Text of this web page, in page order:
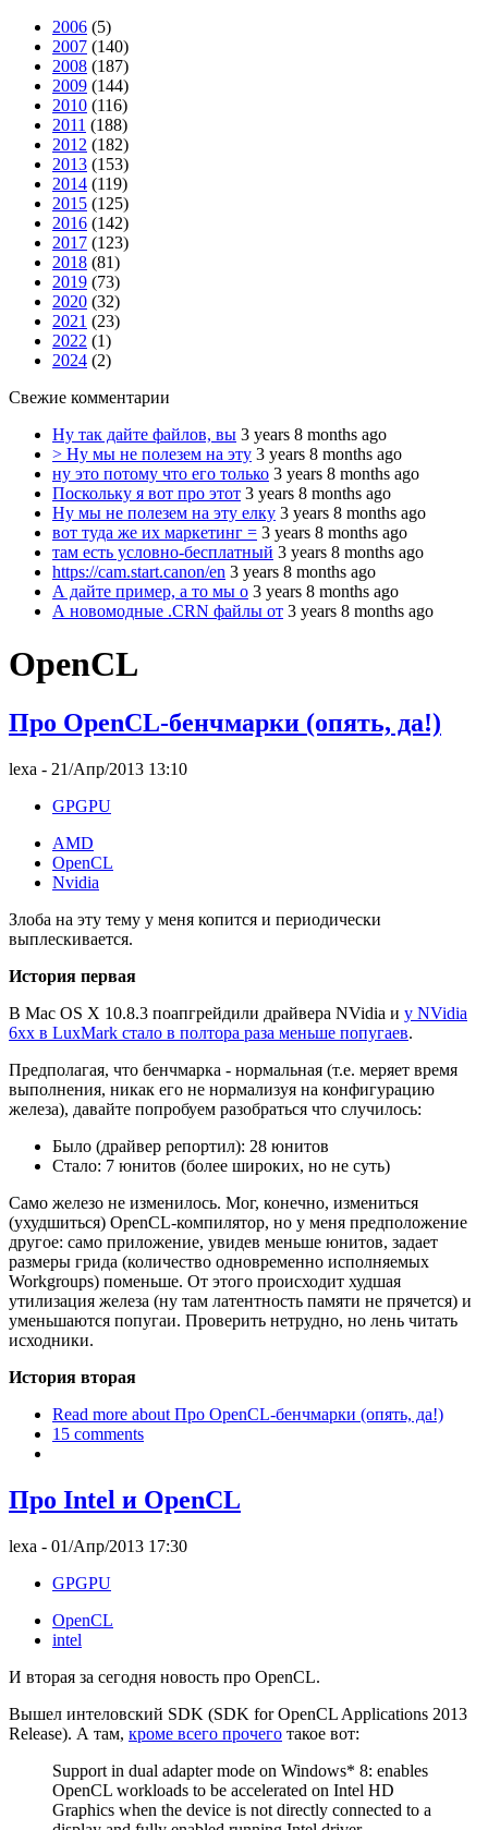
2006 (5)
2007 (140)
2008 (187)
2009 (144)
2010 (116)
2011 (188)
2012 (182)
2013 (153)
2014 (119)
2015 (125)
2016 (142)
2017 (123)
2018 (81)
2019 (73)
2020 (32)
2021 (23)
2022 (1)
2024 (2)
Свежие комментарии
Ну так дайте файлов, вы 3 years 8 months ago
> Ну мы не полезем на эту 3 years 8 months ago
ну это потому что его только 3 years 8 months ago
Поскольку я вот про этот 3 years 8 months ago
Ну мы не полезем на эту елку 3 years 8 months ago
вот туда же их маркетинг = 3 years 8 months ago
там есть условно-бесплатный 3 years 8 months ago
https://cam.start.canon/en 3 years 8 months ago
А дайте пример, а то мы о 3 years 8 months ago
А новомодные .CRN файлы от 3 years 8 months ago
OpenCL
Про OpenCL-бенчмарки (опять, да!)
lexa - 21/Апр/2013 13:10
GPGPU
AMD
OpenCL
Nvidia
Злоба на эту тему у меня копится и периодически
выплескивается.
История первая
В Mac OS X 10.8.3 поапгрейдили драйвера NVidia и у NVidia
6xx в LuxMark стало в полтора раза меньше попугаев.
Предполагая, что бенчмарка - нормальная (т.е. меряет время
выполнения, никак его не нормализуя на конфигурацию
железа), давайте попробуем разобраться что случилось:
Было (драйвер репортил): 28 юнитов
Стало: 7 юнитов (более широких, но не суть)
Само железо не изменилось. Мог, конечно, измениться
(ухудшиться) OpenCL-компилятор, но у меня предположение
другое: само приложение, увидев меньше юнитов, задает
размеры грида (количество одновременно исполняемых
Workgroups) поменьше. От этого происходит худшая
утилизация железа (ну там латентность памяти не прячется) и
уменьшаются попугаи. Проверить нетрудно, но лень читать
исходники.
История вторая
Read more about Про OpenCL-бенчмарки (опять, да!)
15 comments
Про Intel и OpenCL
lexa - 01/Апр/2013 17:30
GPGPU
OpenCL
intel
И вторая за сегодня новость про OpenCL.
Вышел интеловский SDK (SDK for OpenCL Applications 2013
Release). А там, кроме всего прочего такое вот:
Support in dual adapter mode on Windows* 8: enables
OpenCL workloads to be accelerated on Intel HD
Graphics when the device is not directly connected to a